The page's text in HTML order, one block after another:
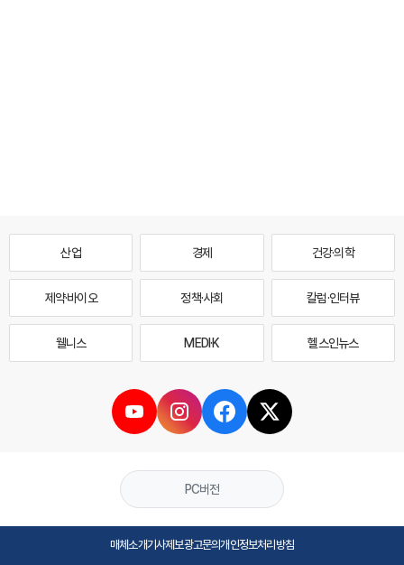
산업 경제 건강·의학
제약·바이오 정책·사회 칼럼·인터뷰
웰니스 MEDI·K 헬스인뉴스
PC버전
매체소개기사제보광고문의개인정보처리방침